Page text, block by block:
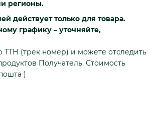
регионы.
действует только для товара.
графику – уточняйте,
ТТН (трек номер) и можете отследить
Получатель. Стоимость
)